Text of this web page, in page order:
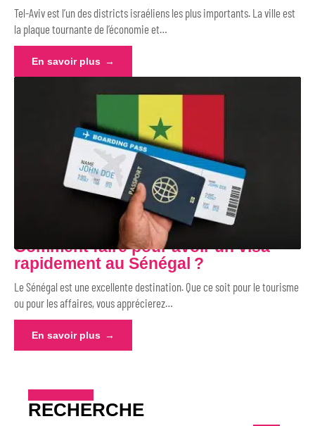
Tel-Aviv est l’un des districts israéliens les plus importants. La ville est
la plaque tournante de l’économie et…
En savoir plus
Comment faire pour avoir un visa
rapidement au Sénégal ?
Le Sénégal est une excellente destination. Que ce soit pour le tourisme
ou pour les affaires, vous apprécierez…
En savoir plus
RECHERCHE